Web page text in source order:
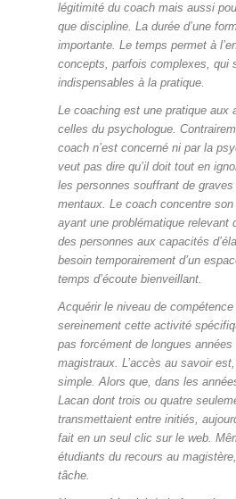
légitimité du coach mais aussi
que discipline. La durée d’une
importante. Le temps permet à
concepts, parfois complexes, qui
indispensables à la pratique.
Le coaching est une pratique aux
celles du psychologue.
coach n’est concerné ni par la
veut pas dire qu’il doit tout en
les personnes souffrant de
mentaux. Le coach concentre
ayant une problématique relevant
des personnes aux capacités
besoin temporairement d’un
temps d’écoute bienveillant.
Acquérir le niveau de
sereinement cette activité
pas forcément de longues années
magistraux. L’accès au savoir
simple. Alors que, dans les
Lacan dont trois ou quatre
transmettaient entre initiés,
fait en un seul clic sur le web.
étudiants du recours au
tâche.